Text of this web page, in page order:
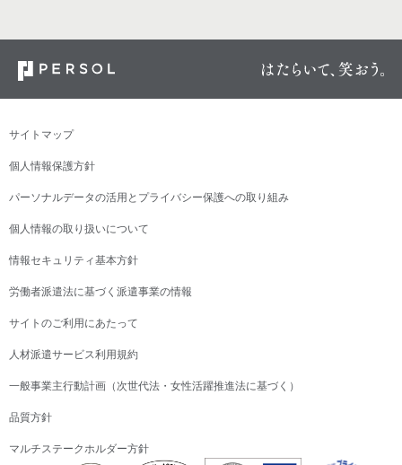
サイトマップ
個人情報保護方針
パーソナルデータの活用とプライバシー保護への取り組み
個人情報の取り扱いについて
情報セキュリティ基本方針
労働者派遣法に基づく派遣事業の情報
サイトのご利用にあたって
人材派遣サービス利用規約
一般事業主行動計画（次世代法・女性活躍推進法に基づく）
品質方針
マルチステークホルダー方針